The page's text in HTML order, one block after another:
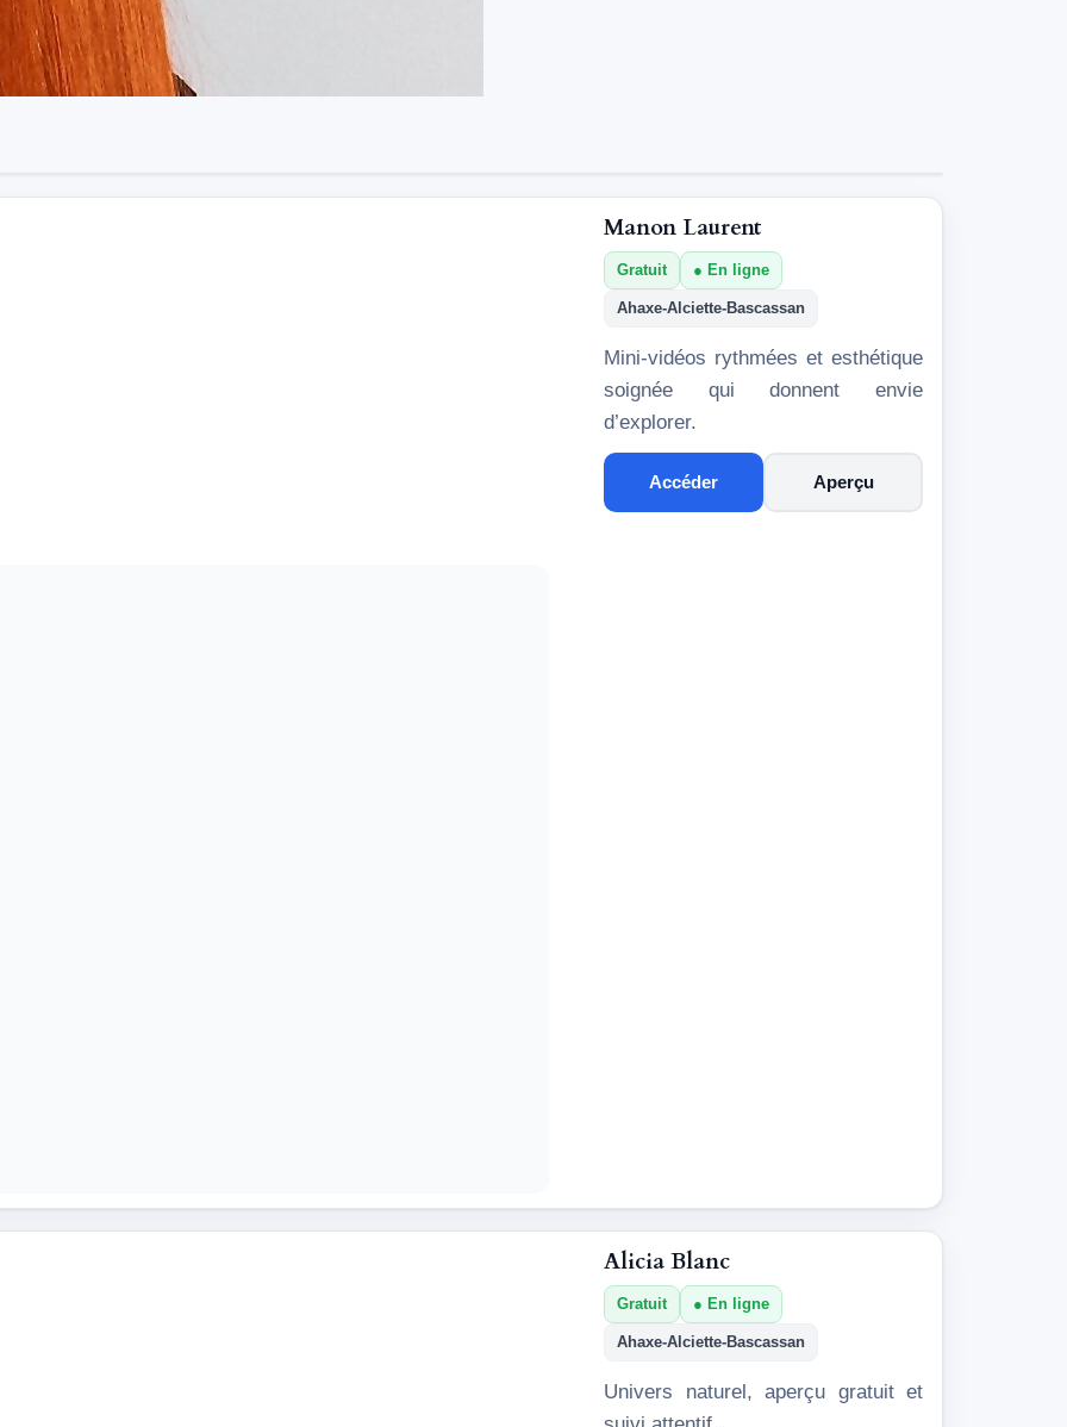
Manon Laurent
Gratuit En ligne
Ahaxe-Alciette-Bascassan
Mini-vidéos rythmées et esthétique
soignée qui donnent envie
d’explorer.
Accéder Aperçu
Alicia Blanc
Gratuit En ligne
Ahaxe-Alciette-Bascassan
Univers naturel, aperçu gratuit et